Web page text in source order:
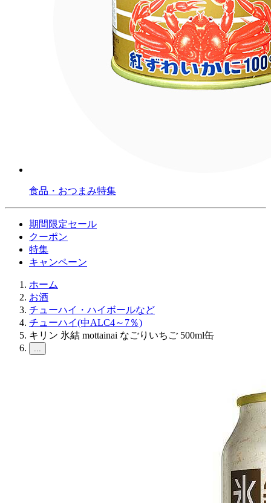
食品・おつまみ特集
期間限定セール
クーポン
特集
キャンペーン
ホーム
お酒
チューハイ・ハイボールなど
チューハイ(中ALC4～7％)
キリン 氷結 mottainai なごりいちご 500ml缶
...